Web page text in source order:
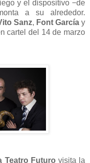
y el dispositivo −de
a su alrededor.
Sanz, Font Garcíay
cartel del 14 de marzo
Teatro Futuro visita la